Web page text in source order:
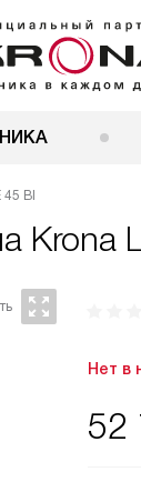
BI
Krona
Нет в
52